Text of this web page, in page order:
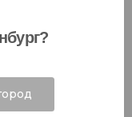
моих